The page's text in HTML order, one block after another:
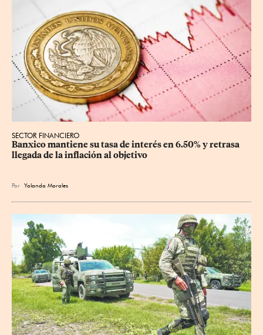
SECTOR FINANCIERO
Banxico mantiene su tasa de interés en 6.50% y retrasa
llegada de la inflación al objetivo
Por Yolanda Morales